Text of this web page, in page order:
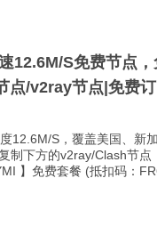
12.6M/S免费节点
/v2ray节点|免费订
12.6M/S，覆盖美国、新
制下方的v2ray/Clash节点
】免费套餐 (抵扣码：